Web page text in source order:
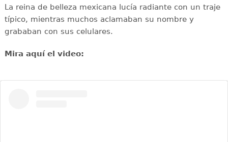
La reina de belleza mexicana lucía radiante con un traje
típico, mientras muchos aclamaban su nombre y
grababan con sus celulares.
Mira aquí el video: